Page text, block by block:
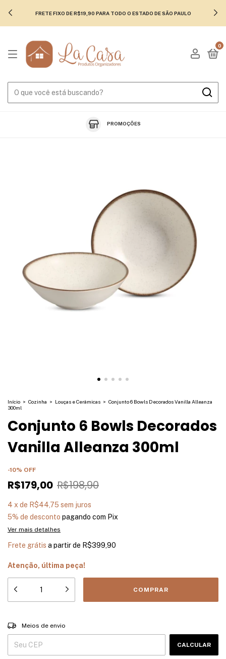
FRETE FIXO DE R$19,90 PARA TODO O ESTADO DE SÃO PAULO
0
PROMOÇÕES
Início > Cozinha > Louças e Cerâmicas > Conjunto 6 Bowls Decorados Vanilla Alleanza
300ml
Conjunto 6 Bowls Decorados
Vanilla Alleanza 300ml
-10% OFF
R$179,00 R$198,90
4 xde R$44,75 sem juros
5% de desconto pagando com Pix
Ver mais detalhes
Frete grátis a partir de R$399,90
Atenção, última peça!
Entregas para o CEP:
Meios de envio
CALCULAR